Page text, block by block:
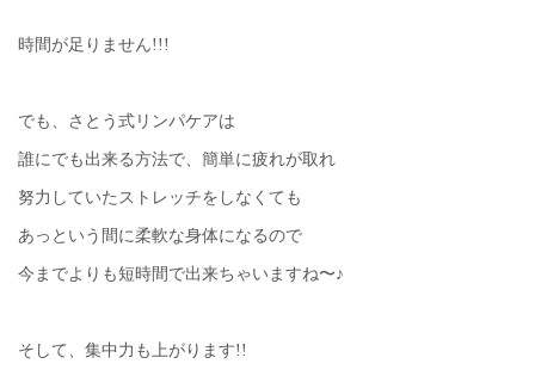
時間が足りません!!!
でも、さとう式リンパケアは
誰にでも出来る方法で、簡単に疲れが取れ
努力していたストレッチをしなくても
あっという間に柔軟な身体になるので
今までよりも短時間で出来ちゃいますね〜♪
そして、集中力も上がります!!